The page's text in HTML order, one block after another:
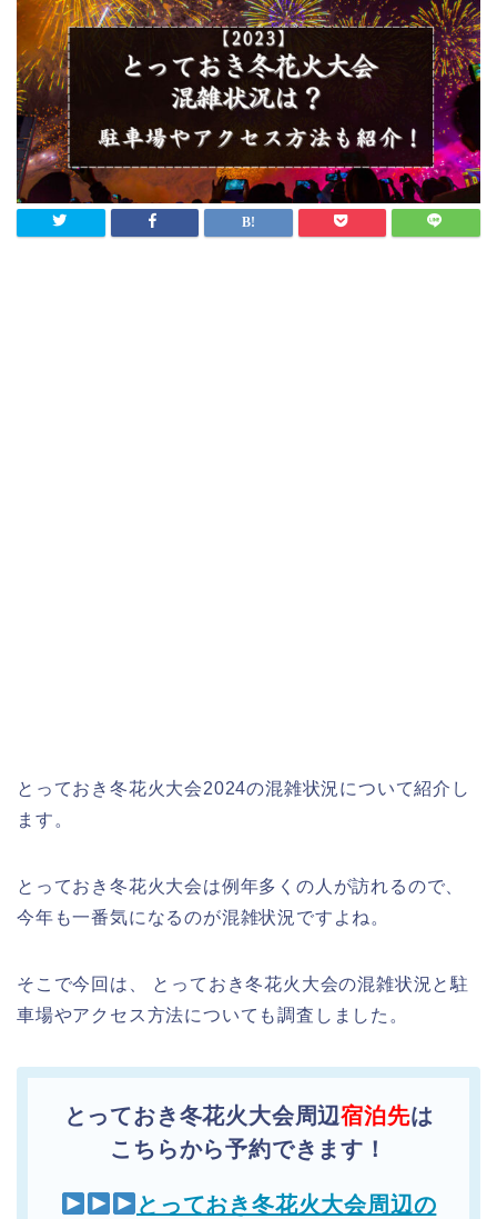
とっておき冬花火大会2024の混雑状況について紹介し
ます。
とっておき冬花火大会は例年多くの人が訪れるので、
今年も一番気になるのが混雑状況ですよね。
そこで今回は、 とっておき冬花火大会の混雑状況と駐
車場やアクセス方法についても調査しました。
とっておき冬花火大会周辺宿泊先は
こちらから予約できます！
とっておき冬花火大会周辺の